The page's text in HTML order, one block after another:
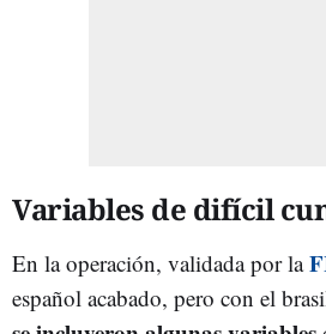
Variables de difícil
En la operación, validada por la
español acabado, pero con el